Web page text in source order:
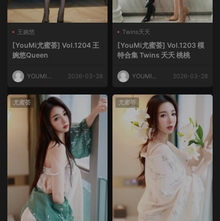
王婉悠
[YouMi尤蜜荟] Vol.1204 王
婉悠Queen
YOUMI尤
2026-03-28
Twins夭夭
[YouMi尤蜜荟] Vol.1203 模
特合集 Twins 夭夭 桃桃
YOUMI尤
2026-03-28
尤蜜荟 尤蜜荟